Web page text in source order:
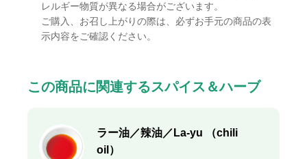
レルギー物質が異なる場合がございます。
ご購入、お召し上がりの際は、必ずお手元の商品の表
示内容をご確認ください。
この商品に関連するスパイス＆ハーブ
ラー油／辣油／La-yu （chili
oil）